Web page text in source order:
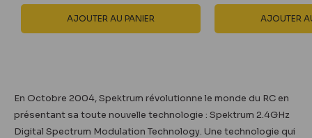
AJOUTER AU PANIER AJOUTER
En Octobre 2004, Spektrum révolutionne le monde du RC en
présentant sa toute nouvelle technologie : Spektrum 2.4GHz
Digital Spectrum Modulation Technology. Une technologie qui